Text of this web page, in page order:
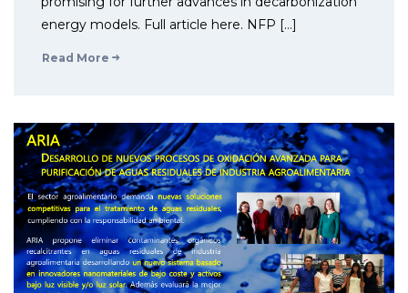
energy models. Full article here. NFP […]
Read More